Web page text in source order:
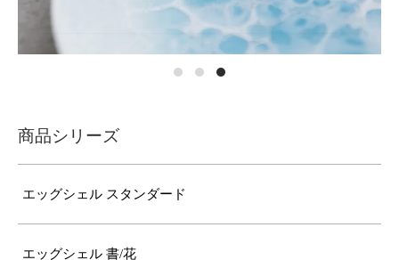
商品シリーズ
エッグシェル スタンダード
エッグシェル 書/花